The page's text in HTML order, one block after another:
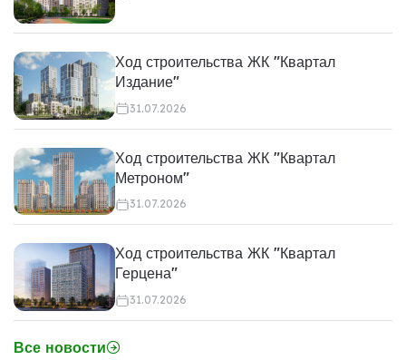
Ход строительства ЖК "Квартал
Издание"
31.07.2026
Ход строительства ЖК "Квартал
Метроном"
31.07.2026
Ход строительства ЖК "Квартал
Герцена"
31.07.2026
Все новости